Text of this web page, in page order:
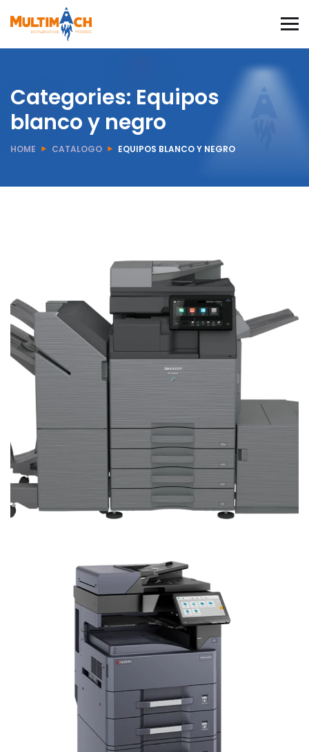
Categories: Equipos
blanco y negro
HOME CATALOGO EQUIPOS BLANCO Y NEGRO
BP-50M65 Sharp Fotocopiadora A3
en blanco y negro
EQUIPOS BLANCO Y NEGRO